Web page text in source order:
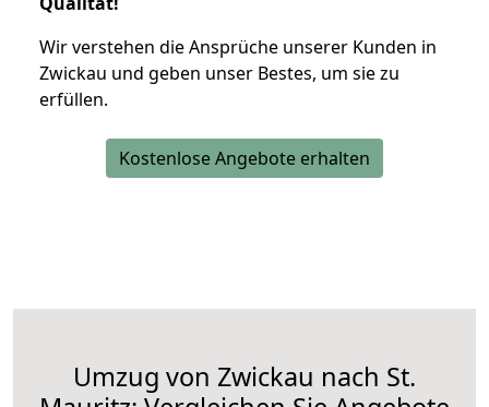
Wir verstehen die Ansprüche unserer Kunden in
Zwickau und geben unser Bestes, um sie zu
erfüllen.
Kostenlose Angebote erhalten
Umzug von Zwickau nach St.